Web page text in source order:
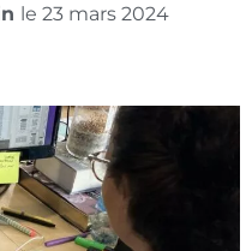
le 23 mars 2024